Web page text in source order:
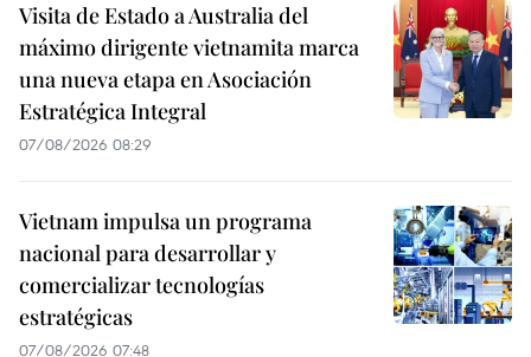
Visita de Estado a Australia del
máximo dirigente vietnamita marca
una nueva etapa en Asociación
Estratégica Integral
07/08/2026 08:29
Vietnam impulsa un programa
nacional para desarrollar y
comercializar tecnologías
estratégicas
07/08/2026 07:48